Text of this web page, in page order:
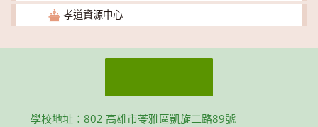
孝道資源中心
學校地址：802 高雄市苓雅區凱旋二路89號